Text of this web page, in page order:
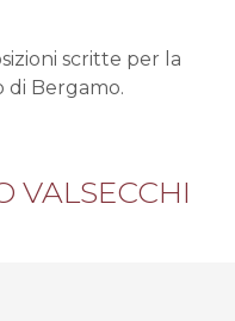
scritte per la
di Bergamo.
VALSECCHI